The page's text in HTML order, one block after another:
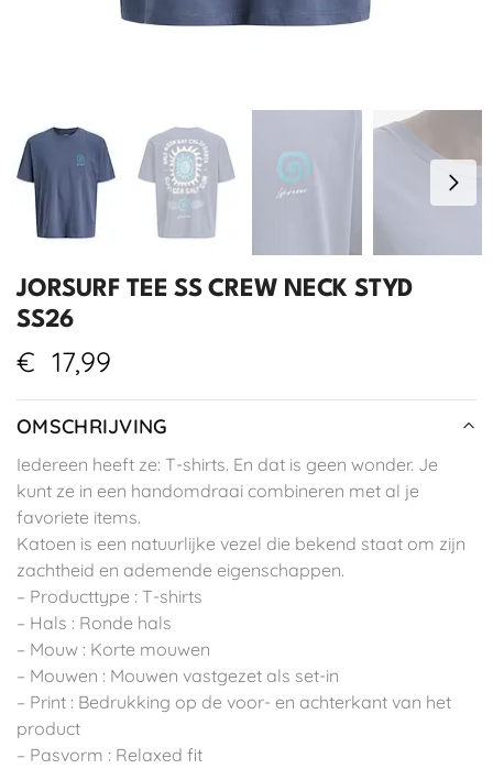
JORSURF TEE SS CREW NECK STYD
SS26
€ 17,99
OMSCHRIJVING
Iedereen heeft ze: T-shirts. En dat is geen wonder. Je
kunt ze in een handomdraai combineren met al je
favoriete items.
Katoen is een natuurlijke vezel die bekend staat om zijn
zachtheid en ademende eigenschappen.
– Producttype : T-shirts
– Hals : Ronde hals
– Mouw : Korte mouwen
– Mouwen : Mouwen vastgezet als set-in
– Print : Bedrukking op de voor- en achterkant van het
product
– Pasvorm : Relaxed fit